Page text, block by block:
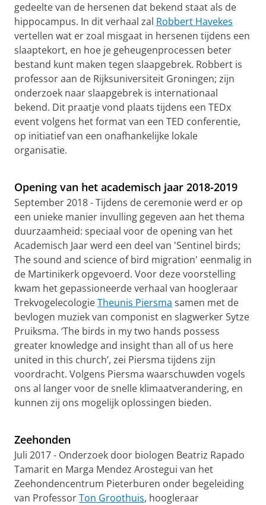
gedeelte van de hersenen dat bekend staat als de
hippocampus. In dit verhaal zal Robbert Havekes
vertellen wat er zoal misgaat in hersenen tijdens een
slaaptekort, en hoe je geheugenprocessen beter
bestand kunt maken tegen slaapgebrek. Robbert is
professor aan de Rijksuniversiteit Groningen; zijn
onderzoek naar slaapgebrek is internationaal
bekend. Dit praatje vond plaats tijdens een TEDx
event volgens het format van een TED conferentie,
op initiatief van een onafhankelijke lokale
organisatie.
video te zien
Opening van het academisch jaar 2018-2019
September 2018 - Tijdens de ceremonie werd er op
een unieke manier invulling gegeven aan het thema
duurzaamheid: speciaal voor de opening van het
Academisch Jaar werd een deel van 'Sentinel birds;
The sound and science of bird migration' eenmalig in
de Martinikerk opgevoerd. Voor deze voorstelling
kwam het gepassioneerde verhaal van hoogleraar
TrekvogelecologieTheunis Piersma samen met de
bevlogen muziek van componist en slagwerker Sytze
Pruiksma. ‘The birds in my two hands possess
greater knowledge and insight than all of us here
united in this church’, zei Piersma tijdens zijn
voordracht. Volgens Piersma waarschuwden vogels
ons al langer voor de snelle klimaatverandering, en
kunnen zij ons mogelijk oplossingen bieden.
video te zien
Zeehonden
Juli 2017 - Onderzoek door biologen Beatriz Rapado
Tamarit en Marga Mendez Arostegui van het
Zeehondencentrum Pieterburen onder begeleiding
van ProfessorTon Groothuis, hoogleraar